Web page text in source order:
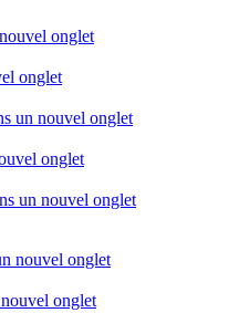
onglet
onglet
un nouvel onglet
onglet
un nouvel onglet
nouvel onglet
onglet